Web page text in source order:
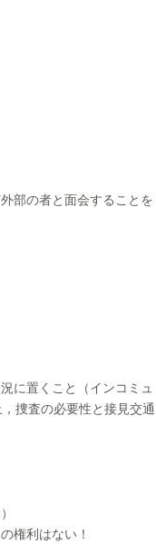
部の者と面会することを
に置くこと（インコミュ
捜査の必要性と接見交通
権利はない！